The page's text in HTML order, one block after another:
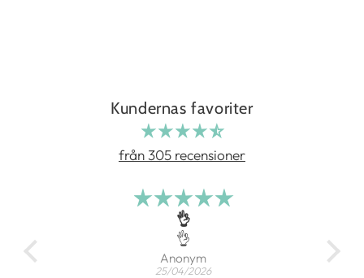
Kundernas favoriter
från 305 recensioner
👌
👌
Anonym
25/04/2026